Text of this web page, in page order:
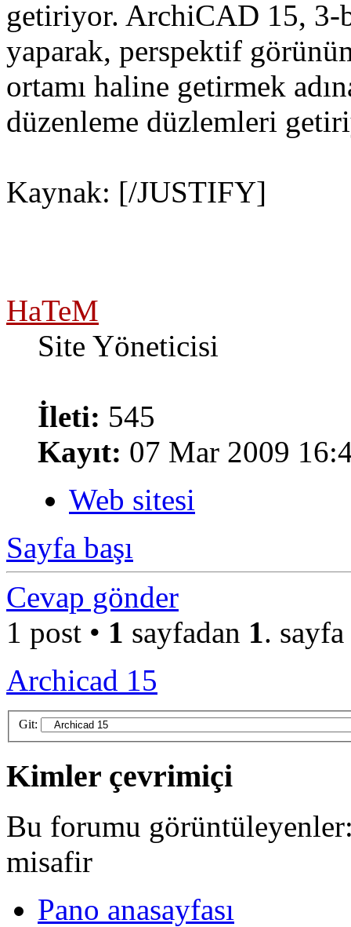
getiriyor. ArchiCAD 15, 3-
yaparak, perspektif
ortamı haline getirmek
düzenleme düzlemleri
Kaynak: [/JUSTIFY]
HaTeM
Site Yöneticisi
İleti: 545
Kayıt: 07 Mar 2009
Web sitesi
Sayfa başı
Cevap gönder
1 post • 1 sayfadan 1. sayfa
Archicad 15
Git:
Kimler çevrimiçi
Bu forumu
misafir
Pano anasayfası